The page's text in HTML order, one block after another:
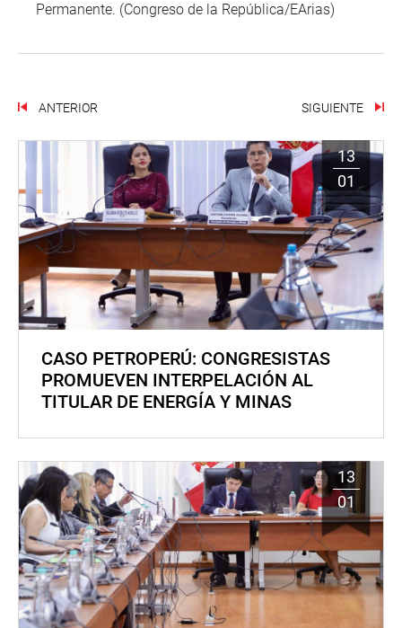
Permanente. (Congreso de la República/EArias)
ANTERIOR SIGUIENTE
13
01
CASO PETROPERÚ: CONGRESISTAS
PROMUEVEN INTERPELACIÓN AL
TITULAR DE ENERGÍA Y MINAS
13
01